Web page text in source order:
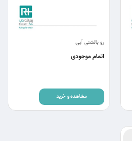
رو بالشتی آبی
اتمام موجودی
مشاهده و خرید